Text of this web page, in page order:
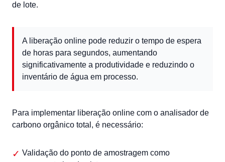
de lote.
A liberação online pode reduzir o tempo de espera
de horas para segundos, aumentando
significativamente a produtividade e reduzindo o
inventário de água em processo.
Para implementar liberação online com o analisador de
carbono orgânico total, é necessário:
Validação do ponto de amostragem como